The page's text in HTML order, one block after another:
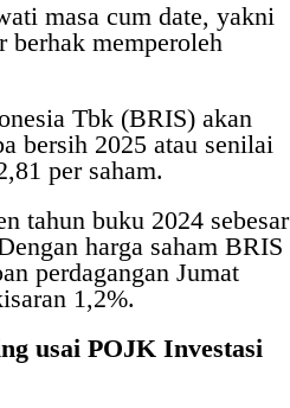
masa cum date, yakni
berhak memperoleh
Tbk (BRIS) akan
bersih 2025 atau senilai
per saham.
tahun buku 2024 sebesar
harga saham BRIS
perdagangan Jumat
1,2%.
usai POJK Investasi